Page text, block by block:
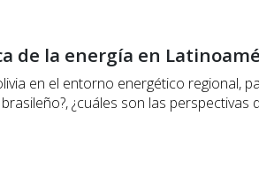
de la energía en
en el entorno energético regional,
¿cuáles son las perspectivas